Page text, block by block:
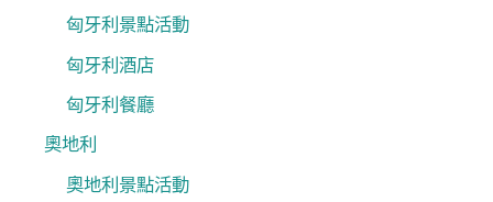
匈牙利景點活動
匈牙利酒店
匈牙利餐廳
奧地利
奧地利景點活動